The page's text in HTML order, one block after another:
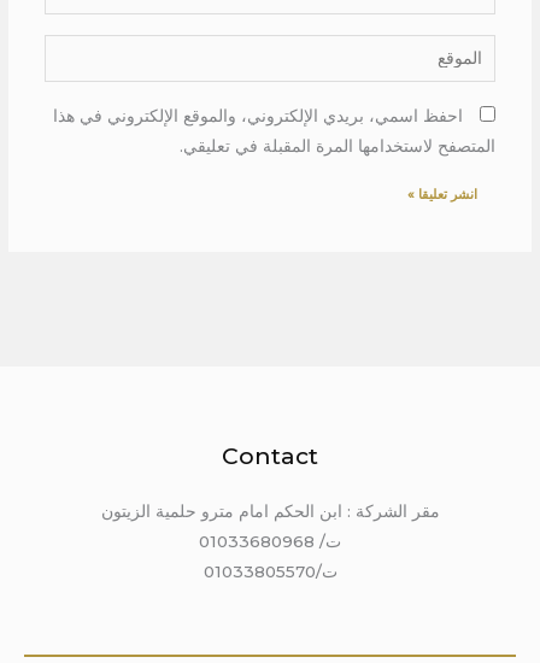
الموقع
احفظ اسمي، بريدي الإلكتروني، والموقع الإلكتروني في هذا
المتصفح لاستخدامها المرة المقبلة في تعليقي.
Contact
مقر الشركة : ابن الحكم امام مترو حلمية الزيتون
ت/ 01033680968
ت/01033805570